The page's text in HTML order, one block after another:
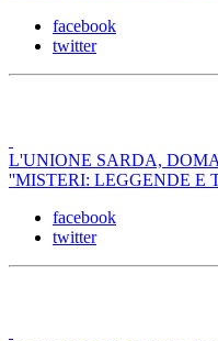
facebook
twitter
L'UNIONE SARDA,
''MISTERI: LEGGENDE E
facebook
twitter